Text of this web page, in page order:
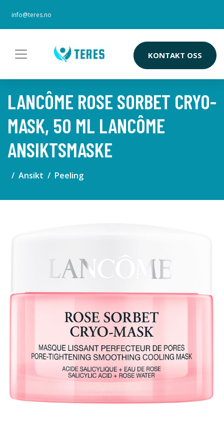
info@teres.no
KONTAKT OSS
LANCÔME ROSE SORBET CRYO-
MASK, 50 ML LANCÔME
ANSIKTSMASKE
Ansikt Peeling